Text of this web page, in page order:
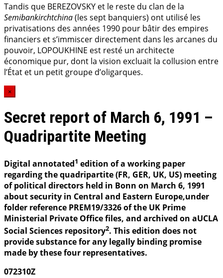
Tandis que BEREZOVSKY et le reste du clan de la
Semibankirchtchina(les sept banquiers) ont utilisé les
privatisations des années 1990 pour bâtir des empires
financiers et s’immiscer directement dans les arcanes du
pouvoir, LOPOUKHINE est resté un architecte
économique pur, dont la vision excluait la collusion entre
l’État et un petit groupe d’oligarques.
×
Secret report of March 6, 1991 –
Quadripartite Meeting
Digital annotated1 edition of a working paper
regarding the quadripartite (FR, GER, UK, US) meeting
of political directors held in Bonn on March 6, 1991
about security in Central and Eastern Europe,under
folder reference PREM19/3326 of the UK Prime
Ministerial Private Office files, and archived on aUCLA
Social Sciences repository2. This edition does not
provide substance for any legally binding promise
made by these four representatives.
072310Z